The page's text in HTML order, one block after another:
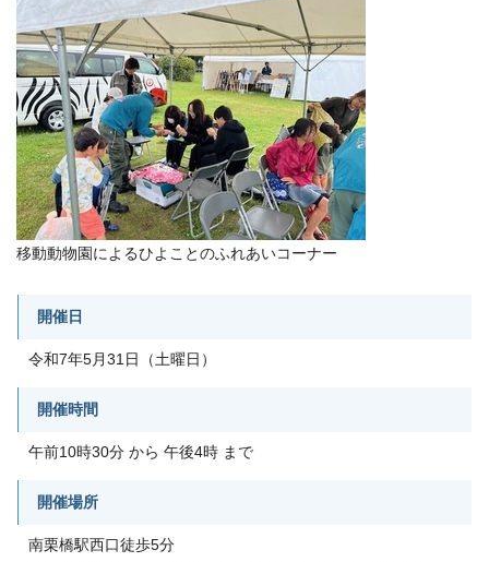
移動動物園によるひよことのふれあいコーナー
開催日
令和7年5月31日（土曜日）
開催時間
午前10時30分 から 午後4時 まで
開催場所
南栗橋駅西口徒歩5分